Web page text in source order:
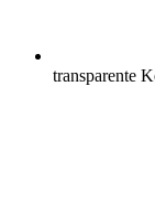
transparente